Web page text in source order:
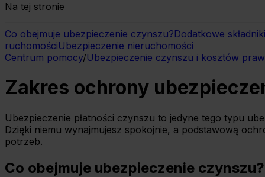
Na tej stronie
Co obejmuje ubezpieczenie czynszu?Dodatkowe
ruchomościUbezpieczenie nieruchomości
Centrum pomocy/Ubezpieczenie czynszu i kosztów
Zakres ochrony
Ubezpieczenie płatności czynszu to jedyne tego typu
Dzięki niemu wynajmujesz spokojnie, a podstawową
potrzeb.
Co obejmuje ubezpieczenie czynszu?